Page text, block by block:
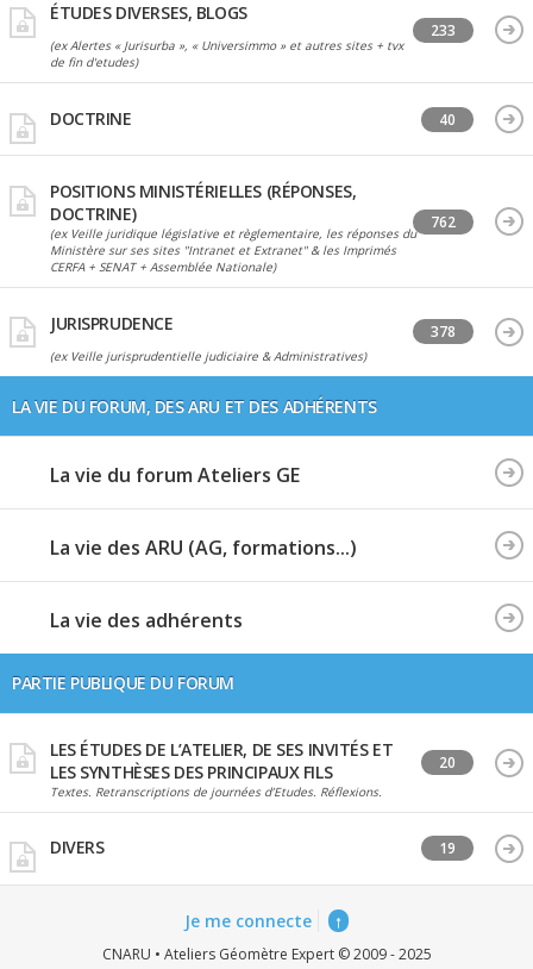
ÉTUDES DIVERSES, BLOGS
(ex Alertes « Jurisurba », « Universimmo » et autres sites + tvx
de fin d'etudes)
233
DOCTRINE 40
POSITIONS MINISTÉRIELLES (RÉPONSES,
DOCTRINE)
(ex Veille juridique législative et règlementaire, les réponses du
Ministère sur ses sites "Intranet et Extranet" & les Imprimés
CERFA + SENAT + Assemblée Nationale)
762
JURISPRUDENCE
(ex Veille jurisprudentielle judiciaire & Administratives)
378
LA VIE DU FORUM, DES ARU ET DES ADHÉRENTS
La vie du forum Ateliers GE
La vie des ARU (AG, formations...)
La vie des adhérents
PARTIE PUBLIQUE DU FORUM
LES ÉTUDES DE L’ATELIER, DE SES INVITÉS ET
LES SYNTHÈSES DES PRINCIPAUX FILS
Textes. Retranscriptions de journées d’Etudes. Réflexions.
20
DIVERS 19
Je me connecte ↑
CNARU • Ateliers Géomètre Expert © 2009 - 2025